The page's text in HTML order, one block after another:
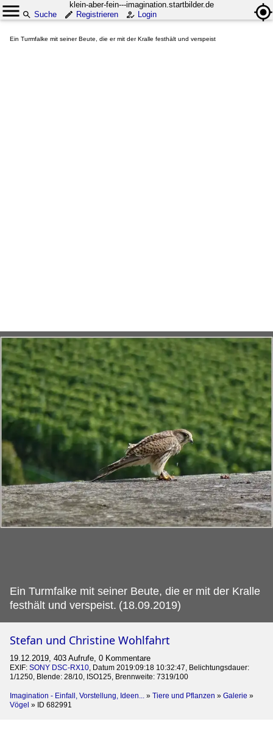
klein-aber-fein---imagination.startbilder.de
Suche
Registrieren Login
Ein Turmfalke mit seiner Beute, die er mit der Kralle festhält und verspeist
Ein Turmfalke mit seiner Beute, die er mit der Kralle
festhält und verspeist. (18.09.2019)
Stefan und Christine Wohlfahrt
19.12.2019, 403 Aufrufe, 0 Kommentare
EXIF: SONY DSC-RX10, Datum 2019:09:18 10:32:47, Belichtungsdauer:
1/1250, Blende: 28/10, ISO125, Brennweite: 7319/100
Imagination - Einfall, Vorstellung, Ideen... » Tiere und Pflanzen » Galerie »
Vögel » ID 682991